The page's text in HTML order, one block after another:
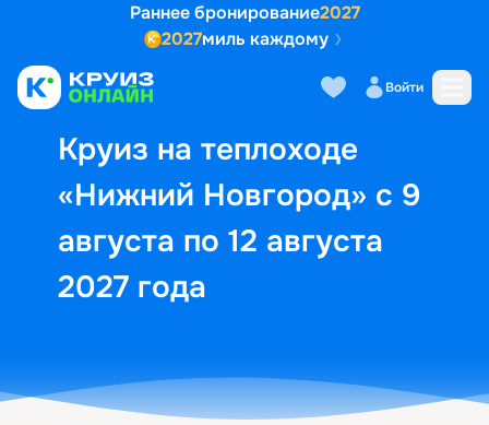
Раннее бронирование2027
2027миль каждому
Войти
Круиз на теплоходе
«Нижний Новгород» с 9
августа по 12 августа
2027 года
Выбор кают Маршрут и